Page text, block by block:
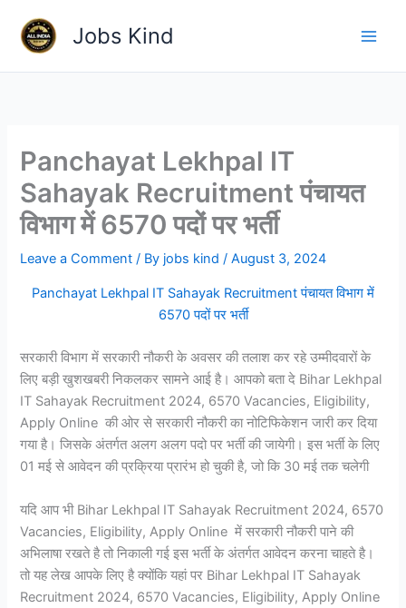
content
Jobs Kind
Panchayat Lekhpal IT
Sahayak Recruitment पंचायत
विभाग में 6570 पदों पर भर्ती
Leave a Comment / By jobs kind/August 3, 2024
Panchayat Lekhpal IT Sahayak Recruitment पंचायत विभाग में
6570 पदों पर भर्ती
सरकारी विभाग में सरकारी नौकरी के अवसर की तलाश कर रहे उम्मीदवारों के
लिए बड़ी खुशखबरी निकलकर सामने आई है। आपको बता दे Bihar Lekhpal
IT Sahayak Recruitment 2024, 6570 Vacancies, Eligibility,
Apply Online की ओर से सरकारी नौकरी का नोटिफिकेशन जारी कर दिया
गया है। जिसके अंतर्गत अलग अलग पदो पर भर्ती की जायेगी। इस भर्ती के लिए
01 मई से आवेदन की प्रक्रिया प्रारंभ हो चुकी है, जो कि 30 मई तक चलेगी
यदि आप भी Bihar Lekhpal IT Sahayak Recruitment 2024, 6570
Vacancies, Eligibility, Apply Online में सरकारी नौकरी पाने की
अभिलाषा रखते है तो निकाली गई इस भर्ती के अंतर्गत आवेदन करना चाहते है।
तो यह लेख आपके लिए है क्योंकि यहां पर Bihar Lekhpal IT Sahayak
Recruitment 2024, 6570 Vacancies, Eligibility, Apply Online